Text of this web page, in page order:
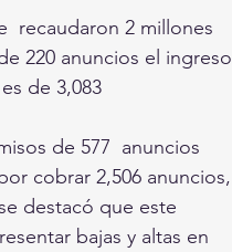
recaudaron 2 millones
220 anuncios el ingreso
de 3,083
de 577  anuncios
cobrar 2,506 anuncios,
destacó que este
bajas y altas en